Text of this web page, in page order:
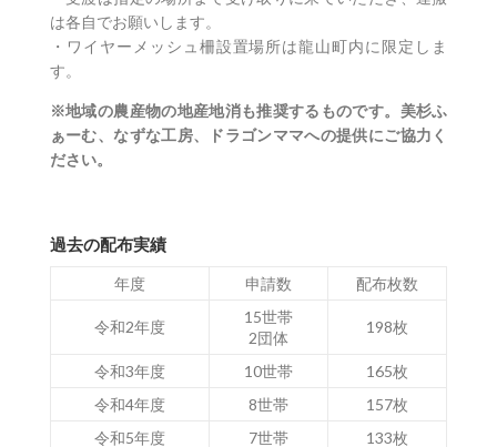
は各自でお願いします。
・ワイヤーメッシュ柵設置場所は龍山町内に限定しま
す。
※地域の農産物の地産地消も推奨するものです。美杉ふ
ぁーむ、なずな工房、ドラゴンママへの提供にご協力く
ださい。
過去の配布実績
年度 申請数 配布枚数
令和2年度
15世帯
2団体
198枚
令和3年度 10世帯
165枚
令和4年度
8世帯
157枚
令和5年度
7世帯 133枚